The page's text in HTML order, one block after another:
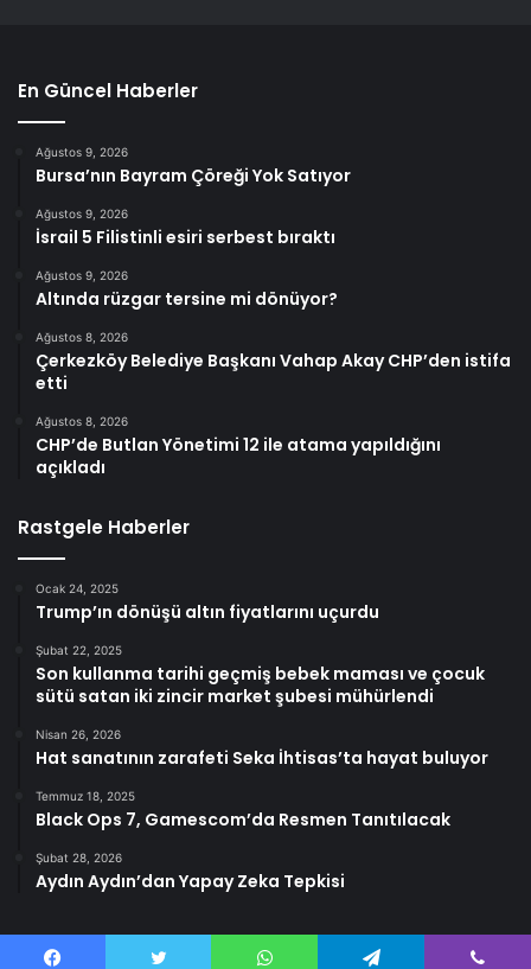
En Güncel Haberler
Ağustos 9, 2026
Bursa’nın Bayram Çöreği Yok Satıyor
Ağustos 9, 2026
İsrail 5 Filistinli esiri serbest bıraktı
Ağustos 9, 2026
Altında rüzgar tersine mi dönüyor?
Ağustos 8, 2026
Çerkezköy Belediye Başkanı Vahap Akay CHP’den istifa
etti
Ağustos 8, 2026
CHP’de Butlan Yönetimi 12 ile atama yapıldığını
açıkladı
Rastgele Haberler
Ocak 24, 2025
Trump’ın dönüşü altın fiyatlarını uçurdu
Şubat 22, 2025
Son kullanma tarihi geçmiş bebek maması ve çocuk
sütü satan iki zincir market şubesi mühürlendi
Nisan 26, 2026
Hat sanatının zarafeti Seka İhtisas’ta hayat buluyor
Temmuz 18, 2025
Black Ops 7, Gamescom’da Resmen Tanıtılacak
Şubat 28, 2026
Aydın Aydın’dan Yapay Zeka Tepkisi